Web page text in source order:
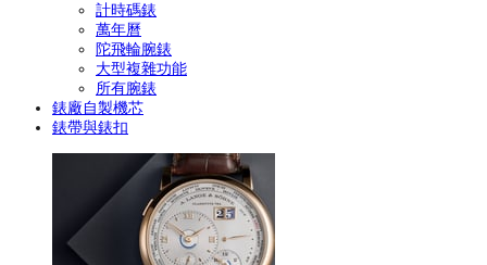
計時碼錶
萬年曆
陀飛輪腕錶
大型複雜功能
所有腕錶
錶廠自製機芯
錶帶與錶扣